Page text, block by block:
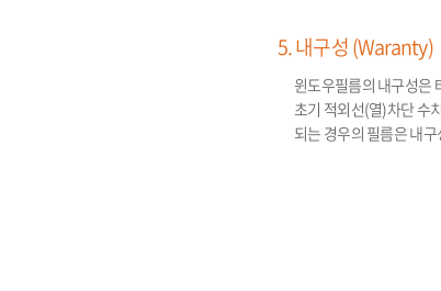
5. 내구성 (Waranty)
윈도우필름의 내구성은
초기 적외선(열)차단 수
되는 경우의 필름은 내